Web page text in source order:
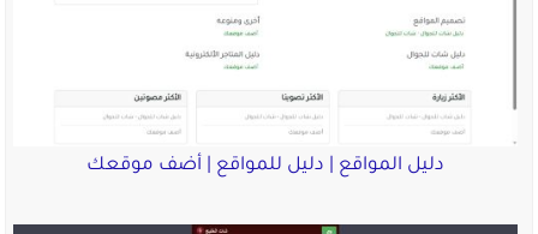
دليل المواقع | دليل للمواقع | أضف موقعك